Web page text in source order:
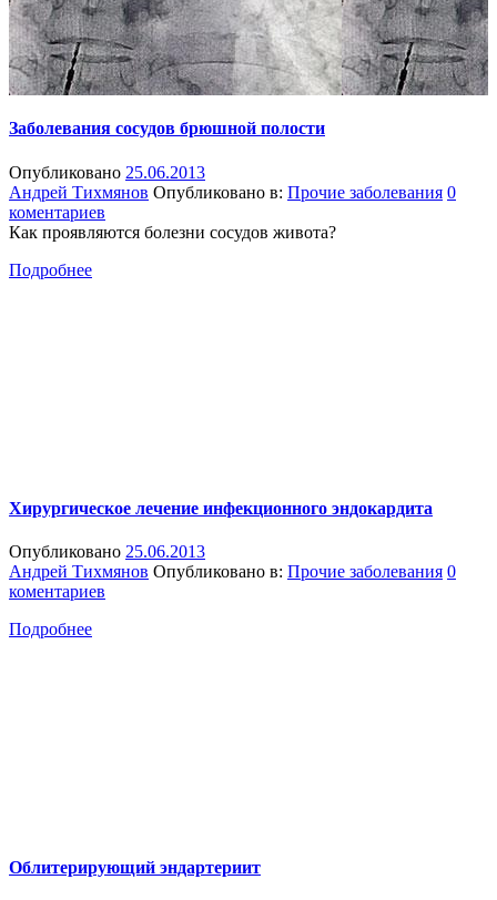
Заболевания сосудов брюшной полости
Опубликовано 25.06.2013
Андрей Тихмянов Опубликовано в: Прочие заболевания 0
коментариев
Как проявляются болезни сосудов живота?
Подробнее
Хирургическое лечение инфекционного эндокардита
Опубликовано 25.06.2013
Андрей Тихмянов Опубликовано в: Прочие заболевания 0
коментариев
Подробнее
Облитерирующий эндартериит